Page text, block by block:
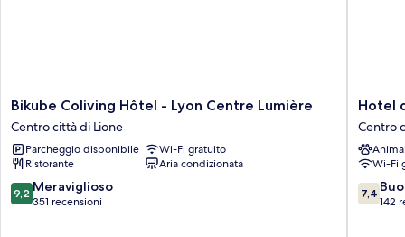
Bikube
Coliving
Hôtel
-
Lyon
Centre
Lumière
Bikube Coliving Hôtel - Lyon Centre Lumière
Centro città di Lione
Parcheggio disponibile
Wi-Fi gratuito
Ristorante
Aria condizionata
9.2
su
9,2 Meraviglioso
351 recensioni
Hotel
de
Noailles
Centro
città
di
Lione
Hotel
Centro
Wi-Fi
7.4
su
7,4
142